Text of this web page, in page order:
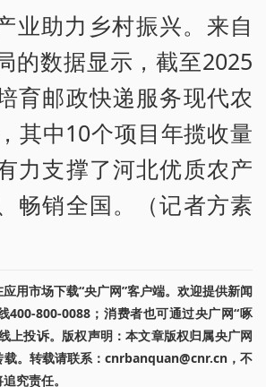
业助力乡村振兴。来自
的数据显示，截至2025
育邮政快递服务现代农
其中10个项目年揽收量
力支撑了河北优质农产
畅销全国。（记者方素
用市场下载“央广网”客户端。欢迎提供新闻
400-800-0088；消费者也可通过央广网“啄
上投诉。版权声明：本文章版权归属央广网
载。转载请联系：cnrbanquan@cnr.cn，不
究责任。